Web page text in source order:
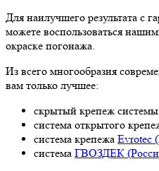
Для наилучшего результата с
можете воспользоваться
окраске погонажа.
Из всего многообразия
вам только лучшее:
скрытый крепеж системы
система открытого
система крепежа Evrotec
система ГВОЗДЕК